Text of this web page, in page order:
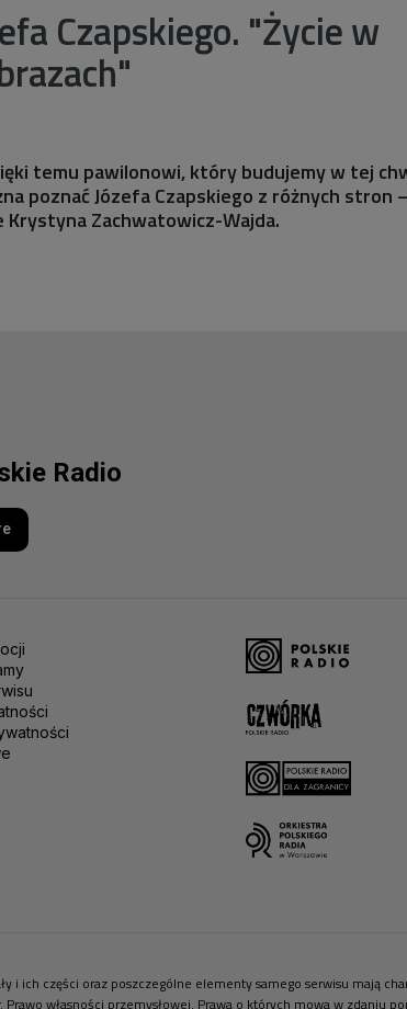
Czapskiego. "Życie w
temu pawilonowi, który budujemy w tej
poznać Józefa Czapskiego z różnych stron –
Krystyna Zachwatowicz-Wajda.
Radio
i ich części oraz poszczególne elementy samego serwisu mają
własności przemysłowej. Prawa o których mowa w zdaniu